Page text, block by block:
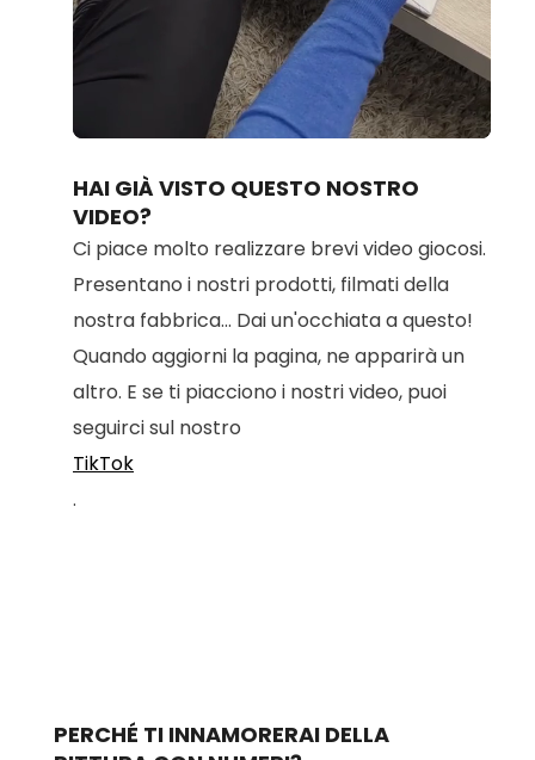
Loaded:
70.14%
HAI GIÀ VISTO QUESTO NOSTRO
VIDEO?
Ci piace molto realizzare brevi video giocosi.
Presentano i nostri prodotti, filmati della
nostra fabbrica... Dai un'occhiata a questo!
Quando aggiorni la pagina, ne apparirà un
altro. E se ti piacciono i nostri video, puoi
seguirci sul nostro
TikTok
.
PERCHÉ TI INNAMORERAI DELLA